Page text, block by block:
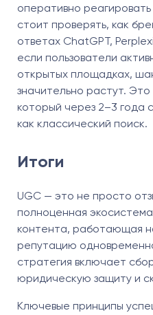
оперативно
стоит проверять, как
ответах ChatGPT,
если пользователи
открытых площадках,
значительно растут.
который через 2–3 года
как классический поиск.
Итоги
UGC — это не просто
полноценная экосистема
контента, работающая
репутацию
стратегия включает
юридическую защиту и
Ключевые принципы